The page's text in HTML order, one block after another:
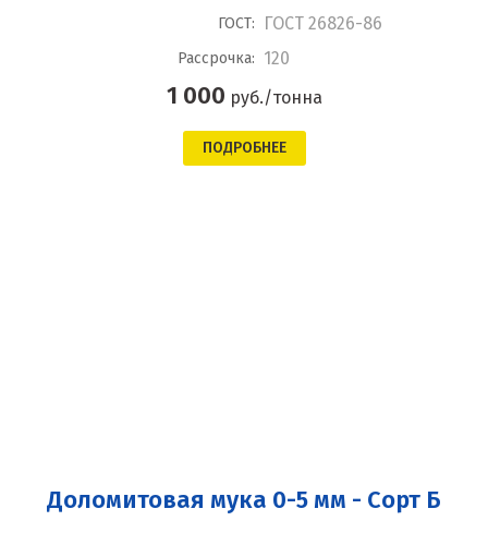
ГОСТ: ГОСТ 26826-86
Рассрочка: 120
1 000 руб./тонна
ПОДРОБНЕЕ
Доломитовая мука 0-5 мм - Сорт Б